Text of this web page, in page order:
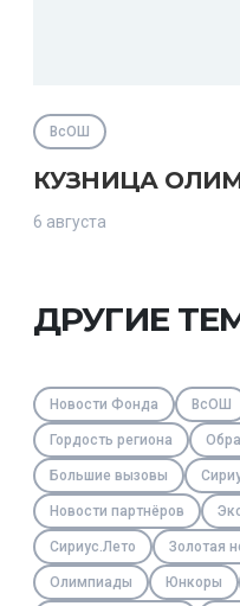
ВсОШ
КУЗНИЦА
6 августа
ДРУГИЕ
Новости Фонда ВсОШ
Гордость региона
Большие вызовы
Новости партнёров
Сириус.Лето Золотая
Олимпиады Юнкоры